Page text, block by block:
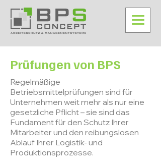
Prüfungen von BPS
Regelmäßige
Betriebsmittelprüfungen sind für
Unternehmen weit mehr als nur eine
gesetzliche Pflicht – sie sind das
Fundament für den Schutz Ihrer
Mitarbeiter und den reibungslosen
Ablauf Ihrer Logistik- und
Produktionsprozesse.